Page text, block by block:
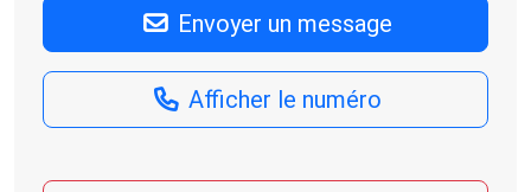
Envoyer un message
Afficher le numéro